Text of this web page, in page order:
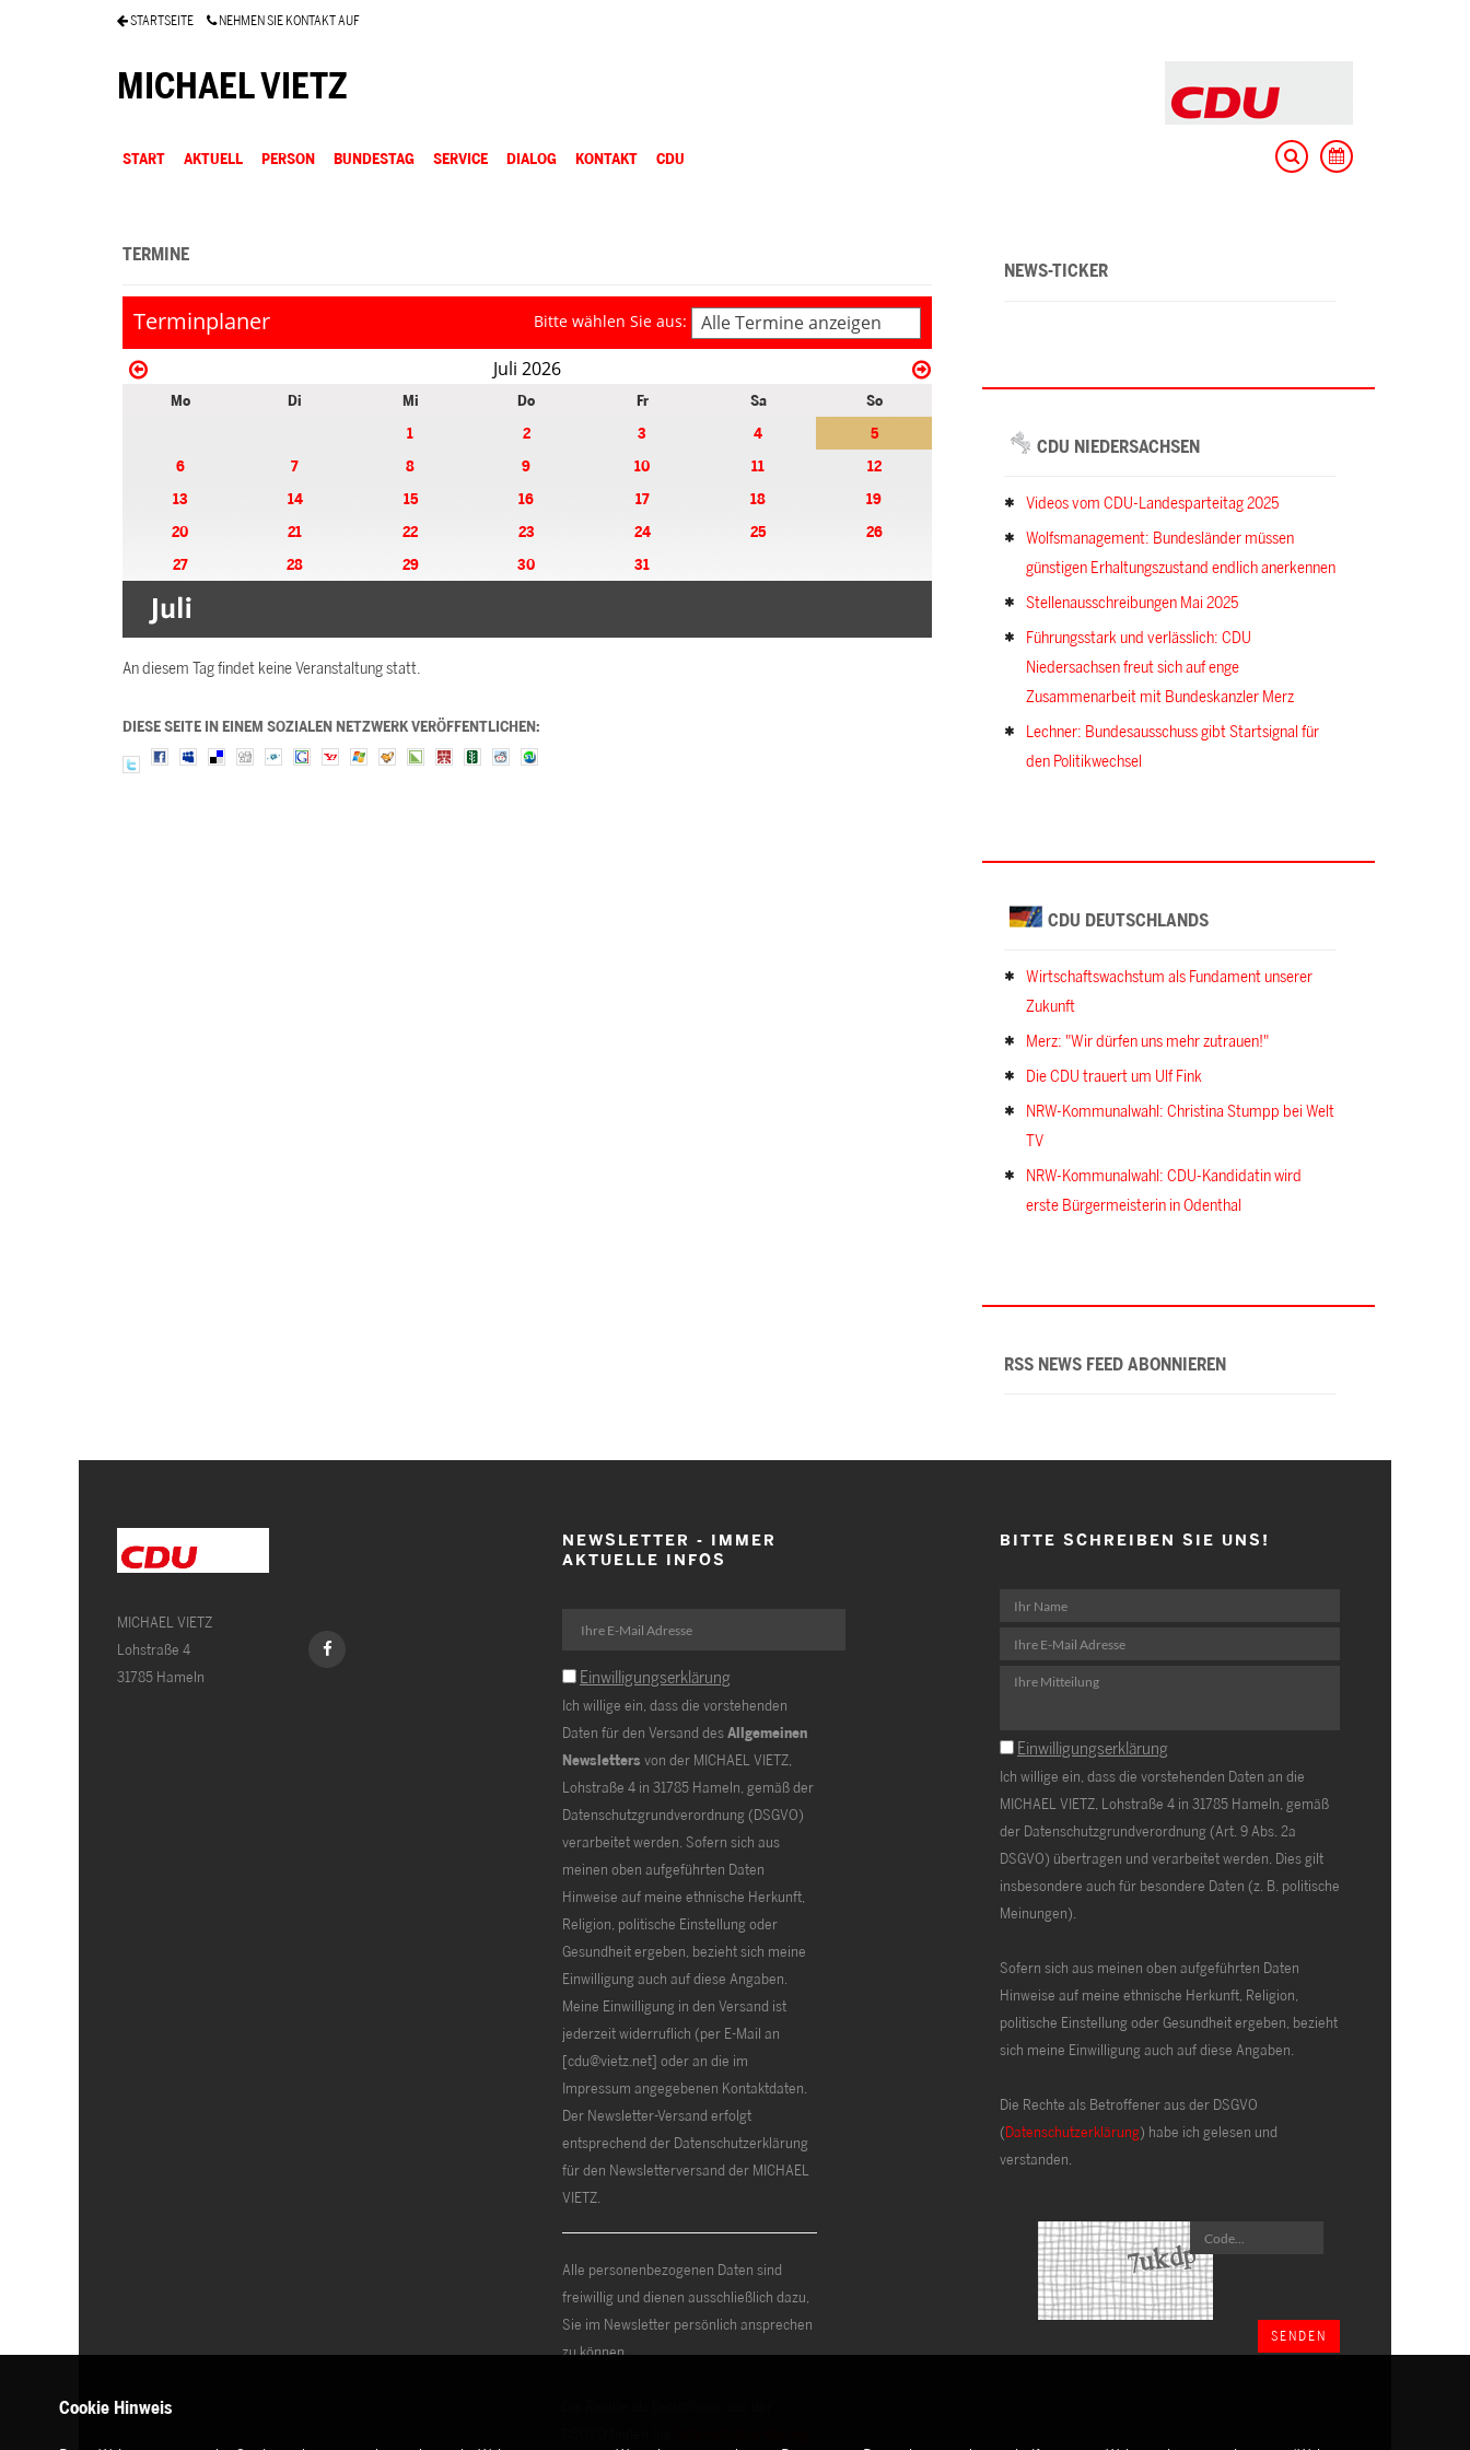
STARTSEITE NEHMEN SIE KONTAKT AUF
MICHAEL VIETZ
START AKTUELL PERSON BUNDESTAG SERVICE DIALOG KONTAKT CDU
TERMINE
Terminplaner Bitte wählen Sie aus:
Alle Termine anzeigen
Juli 2026
Mo Di Mi Do Fr Sa
So
1
2 3 4
5
6
7 8 9 10 11
12
13
14 15 16 17 18
19
20
21 22 23 24 25
26
27
28 29 30 31
An diesem Tag findet keine Veranstaltung statt.
DIESE SEITE IN EINEM SOZIALEN NETZWERK VERÖFFENTLICHEN:
NEWS-TICKER
CDU NIEDERSACHSEN
Videos vom CDU-Landesparteitag 2025
Wolfsmanagement: Bundesländer müssen
günstigen Erhaltungszustand endlich anerkennen
Stellenausschreibungen Mai 2025
Führungsstark und verlässlich: CDU
Niedersachsen freut sich auf enge
Zusammenarbeit mit Bundeskanzler Merz
Lechner: Bundesausschuss gibt Startsignal für
den Politikwechsel
CDU DEUTSCHLANDS
Wirtschaftswachstum als Fundament unserer
Zukunft
Merz: "Wir dürfen uns mehr zutrauen!"
Die CDU trauert um Ulf Fink
NRW-Kommunalwahl: Christina Stumpp bei Welt
TV
NRW-Kommunalwahl: CDU-Kandidatin wird
erste Bürgermeisterin in Odenthal
RSS NEWS FEED ABONNIEREN
MICHAEL VIETZ
Lohstraße 4
31785 Hameln
NEWSLETTER - IMMER
AKTUELLE INFOS
Einwilligungserklärung
Ich willige ein, dass die vorstehenden
Daten für den Versand desAllgemeinen
Newsletters von der MICHAEL VIETZ,
Lohstraße 4 in 31785 Hameln, gemäß der
Datenschutzgrundverordnung (DSGVO)
verarbeitet werden. Sofern sich aus
meinen oben aufgeführten Daten
Hinweise auf meine ethnische Herkunft,
Religion, politische Einstellung oder
Gesundheit ergeben, bezieht sich meine
Einwilligung auch auf diese Angaben.
Meine Einwilligung in den Versand ist
jederzeit widerruflich (per E-Mail an
[cdu@vietz.net] oder an die im
Impressum angegebenen Kontaktdaten.
Der Newsletter-Versand erfolgt
entsprechend der Datenschutzerklärung
für den Newsletterversand der MICHAEL
VIETZ.
Alle personenbezogenen Daten sind
freiwillig und dienen ausschließlich dazu,
Sie im Newsletter persönlich ansprechen
zu können.
BITTE SCHREIBEN SIE UNS!
Einwilligungserklärung
Ich willige ein, dass die vorstehenden Daten an die
MICHAEL VIETZ, Lohstraße 4 in 31785 Hameln, gemäß
der Datenschutzgrundverordnung (Art. 9 Abs. 2a
DSGVO) übertragen und verarbeitet werden. Dies gilt
insbesondere auch für besondere Daten (z. B. politische
Meinungen).
Sofern sich aus meinen oben aufgeführten Daten
Hinweise auf meine ethnische Herkunft, Religion,
politische Einstellung oder Gesundheit ergeben, bezieht
sich meine Einwilligung auch auf diese Angaben.
Die Rechte als Betroffener aus der DSGVO
(Datenschutzerklärung) habe ich gelesen und
verstanden.
SENDEN
Cookie Hinweis